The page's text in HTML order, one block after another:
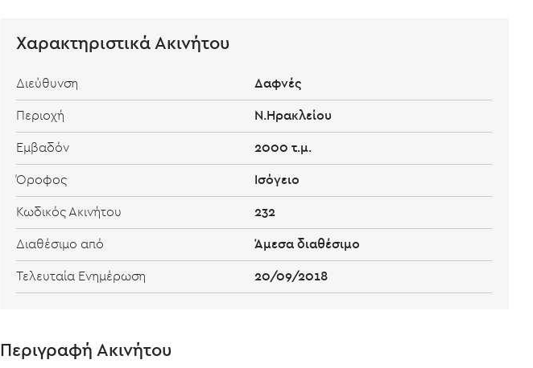
Χαρακτηριστικά Ακινήτου
Διεύθυνση Δαφνές
Περιοχή Ν.Ηρακλείου
Εμβαδόν 2000 τ.μ.
Όροφος Ισόγειο
Κωδικός Ακινήτου 232
Διαθέσιμο από Άμεσα διαθέσιμο
Τελευταία Ενημέρωση 20/09/2018
Περιγραφή Ακινήτου